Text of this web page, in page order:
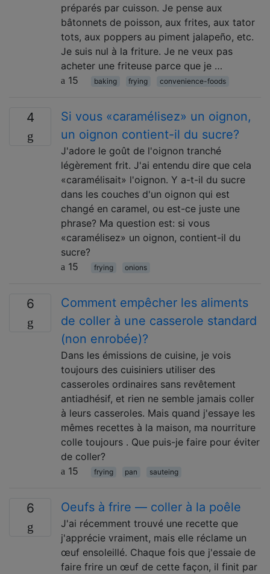
préparés par cuisson. Je pense aux
bâtonnets de poisson, aux frites, aux tator
tots, aux poppers au piment jalapeño, etc.
Je suis nul à la friture. Je ne veux pas
acheter une friteuse parce que je …
15
baking frying convenience-foods
4
Si vous «caramélisez» un oignon,
un oignon contient-il du sucre?
J'adore le goût de l'oignon tranché
légèrement frit. J'ai entendu dire que cela
«caramélisait» l'oignon. Y a-t-il du sucre
dans les couches d'un oignon qui est
changé en caramel, ou est-ce juste une
phrase? Ma question est: si vous
«caramélisez» un oignon, contient-il du
sucre?
15
frying onions
6
Comment empêcher les aliments
de coller à une casserole standard
(non enrobée)?
Dans les émissions de cuisine, je vois
toujours des cuisiniers utiliser des
casseroles ordinaires sans revêtement
antiadhésif, et rien ne semble jamais coller
à leurs casseroles. Mais quand j'essaye les
mêmes recettes à la maison, ma nourriture
colle toujours . Que puis-je faire pour éviter
de coller?
15
frying pan sauteing
6 Oeufs à frire — coller à la poêle
J'ai récemment trouvé une recette que
j'apprécie vraiment, mais elle réclame un
œuf ensoleillé. Chaque fois que j'essaie de
faire frire un œuf de cette façon, il finit par